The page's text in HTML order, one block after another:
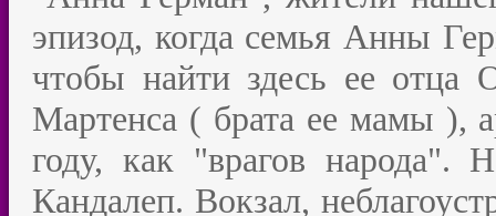
эпизод, когда семья Анны
чтобы найти здесь ее
Мартенса ( брата ее мамы ),
году, как "врагов народа".
Кандалеп. Вокзал,